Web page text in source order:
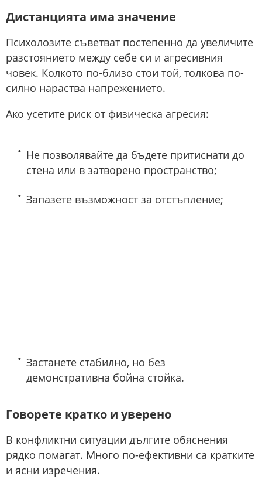
Дистанцията има значение
Психолозите съветват постепенно да увеличите
разстоянието между себе си и агресивния
човек. Колкото по-близо стои той, толкова по-
силно нараства напрежението.
Ако усетите риск от физическа агресия:
Не позволявайте да бъдете притиснати до
стена или в затворено пространство;
Запазете възможност за отстъпление;
Застанете стабилно, но без
демонстративна бойна стойка.
Говорете кратко и уверено
В конфликтни ситуации дългите обяснения
рядко помагат. Много по-ефективни са кратките
и ясни изречения.